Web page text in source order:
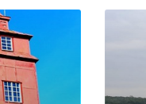
Mehr